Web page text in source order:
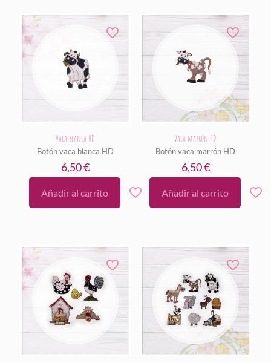
Vaca blanca HD
Botón vaca blanca HD
6,50€
Añadir al carrito
Vaca marrón HD
Botón vaca marrón HD
6,50€
Añadir al carrito